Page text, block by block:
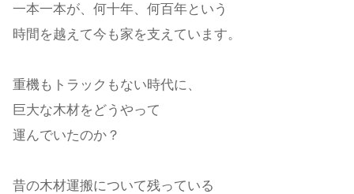
一本一本が、 何十年、何百年という
時間を越えて今も家を支えています。
重機もトラックもない時代に、
巨大な木材をどうやって
運んでいたのか？
昔の木材運搬について残っている